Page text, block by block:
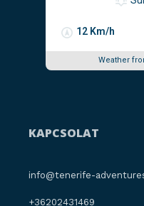
12 Km/h
Weather
KAPCSOLAT
info@tenerife-
+36202431469